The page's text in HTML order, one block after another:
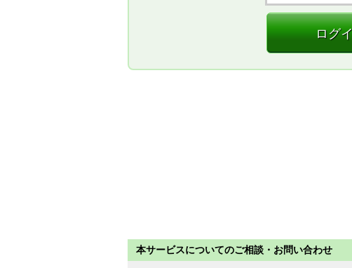
ログ
本サービスについてのご相談・お問い合わせ